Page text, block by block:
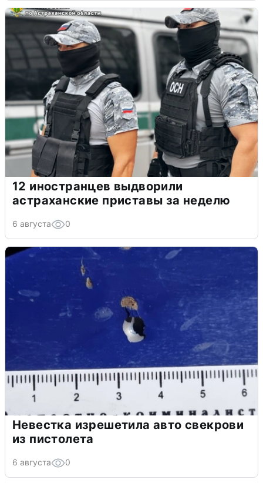
12 иностранцев выдворили
астраханские приставы за неделю
6 августа 0
Невестка изрешетила авто свекрови
из пистолета
6 августа 0